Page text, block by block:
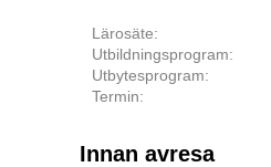
Lärosäte:
Utbildningsprogram:
Utbytesprogram:
Termin:
Innan avresa